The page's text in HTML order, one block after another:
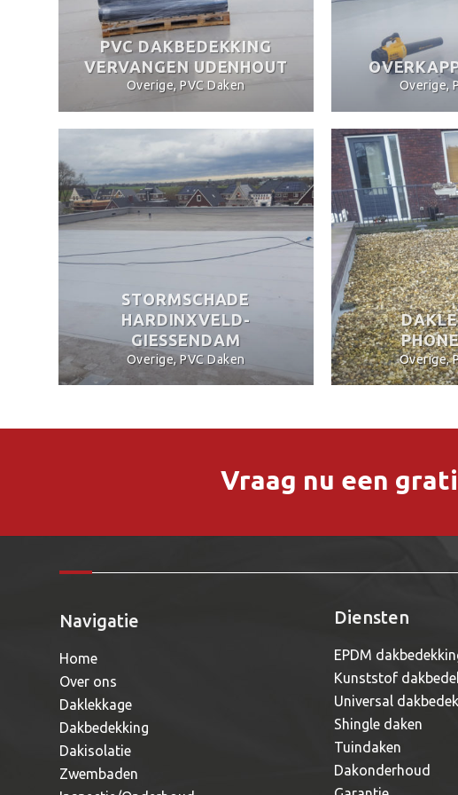
PVC DAKBEDEKKING
VERVANGEN UDENHOUT
Overige, PVC Daken Overige,
STORMSCHADE
HARDINXVELD-
GIESSENDAM
Overige, PVC Daken Overige,
Vraag nu een
Navigatie
Home
Over ons
Daklekkage
Dakbedekking
Dakisolatie
Zwembaden
Diensten
EPDM
Kunststof
Universal
Shingle daken
Tuindaken
Dakonderhoud